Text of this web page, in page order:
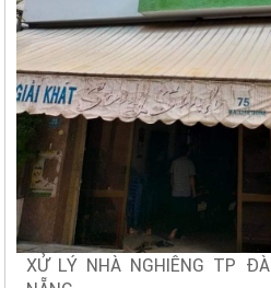
XỬ LÝ NHÀ NGHIÊNG TP ĐÀ